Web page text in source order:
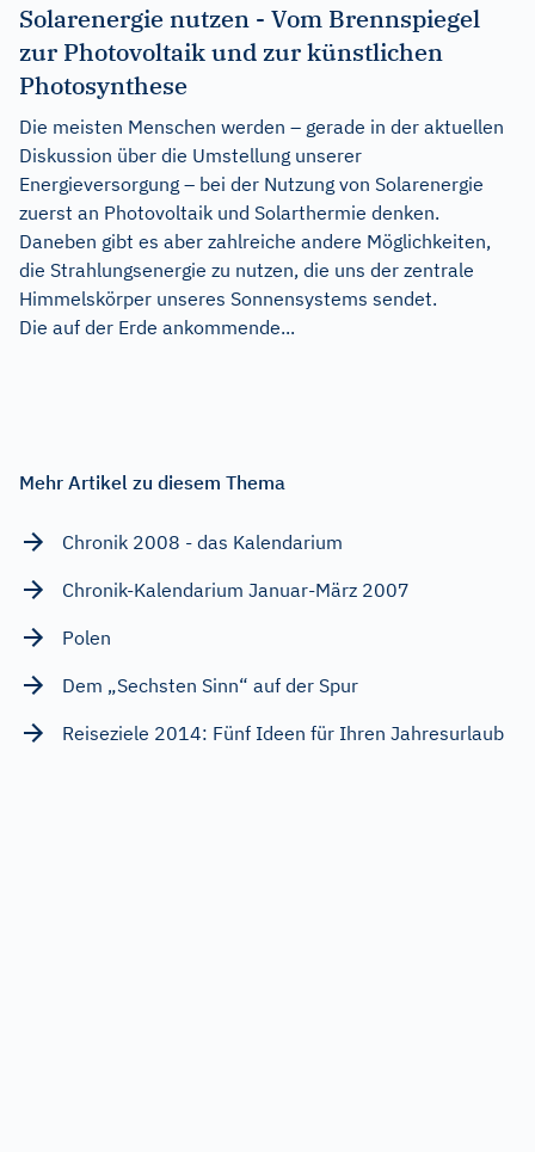
Solarenergie nutzen - Vom Brennspiegel
zur Photovoltaik und zur künstlichen
Photosynthese
Die meisten Menschen werden – gerade in der aktuellen
Diskussion über die Umstellung unserer
Energieversorgung – bei der Nutzung von Solarenergie
zuerst an Photovoltaik und Solarthermie denken.
Daneben gibt es aber zahlreiche andere Möglichkeiten,
die Strahlungsenergie zu nutzen, die uns der zentrale
Himmelskörper unseres Sonnensystems sendet.
Die auf der Erde ankommende...
Mehr Artikel zu diesem Thema
Chronik 2008 - das Kalendarium
Chronik-Kalendarium Januar-März 2007
Polen
Dem „Sechsten Sinn“ auf der Spur
Reiseziele 2014: Fünf Ideen für Ihren Jahresurlaub